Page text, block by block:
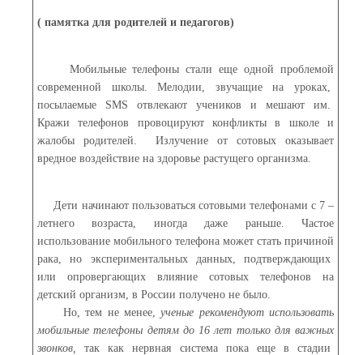
( памятка для родителей и педагогов)
Мобильные телефоны стали еще одной проблемой
современной школы. Мелодии, звучащие на уроках,
посылаемые SMS отвлекают учеников и мешают им.
Кражи телефонов провоцируют конфликты в школе и
жалобы родителей. Излучение от сотовых оказывает
вредное воздействие на здоровье растущего организма.
Дети начинают пользоваться сотовыми телефонами с 7 –
летнего возраста, иногда даже раньше. Частое
использование мобильного телефона может стать причиной
рака, но экспериментальных данных, подтверждающих
или опровергающих влияние сотовых телефонов на
детский организм, в России получено не было.
Но, тем не менее, ученые рекомендуют использовать
мобильные телефоны детям до 16 лет только для важных
звонков,
так как нервная система пока еще в стадии